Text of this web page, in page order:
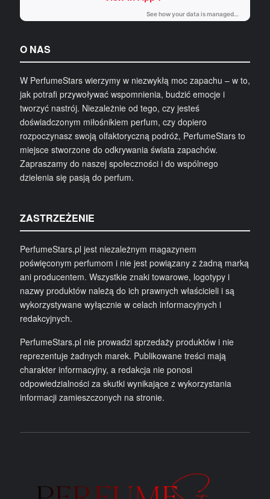
O NAS
W PerfumeStars wierzymy w niezwykłą moc zapachu – w to,
jak potrafi przywoływać wspomnienia, budzić emocje i
tworzyć nastrój. Niezależnie od tego, czy jesteś
doświadczonym miłośnikiem perfum, czy dopiero
rozpoczynasz swoją olfaktoryczną podróż, PerfumeStars to
miejsce stworzone do odkrywania świata zapachów.
Zapraszamy do naszej społeczności i do wspólnego
dzielenia się pasją do perfum.
ZASTRZEŻENIE
PerfumeStars.pl jest niezależnym magazynem
poświęconym perfumom i nie jest powiązany z żadną marką
ani producentem. Wszystkie znaki towarowe, logotypy i
nazwy produktów należą do ich prawnych właścicieli i są
wykorzystywane wyłącznie w celach informacyjnych i
redakcyjnych.
PerfumeStars.pl nie prowadzi sprzedaży produktów i nie
reprezentuje żadnych marek. Publikowane treści mają
charakter informacyjny, a redakcja nie ponosi
odpowiedzialności za skutki wynikające z wykorzystania
informacji zamieszczonych na stronie.